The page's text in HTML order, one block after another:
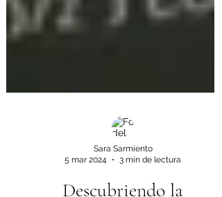
5 mar 2024
3 min de lectura